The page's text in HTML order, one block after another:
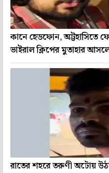
কানে হেডফোন, অট্টহাসিতে
ভাইরাল ক্লিপের মুতাহার
রাতের শহরে তরুণী অটোয়